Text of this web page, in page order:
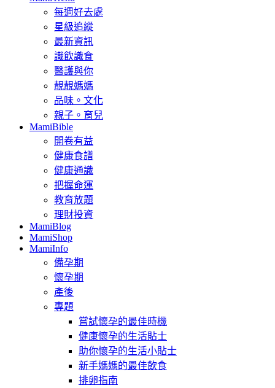
每週好去處
星級追縱
最新資訊
識飲識食
醫護與你
靚靚媽媽
品味。文化
親子。育兒
MamiBible
開卷有益
健康食譜
健康通識
把握命運
教育放題
理財投資
MamiBlog
MamiShop
MamiInfo
備孕期
懷孕期
產後
專題
嘗試懷孕的最佳時機
健康懷孕的生活貼士
助你懷孕的生活小貼士
新手媽媽的最佳飲食
排卵指南